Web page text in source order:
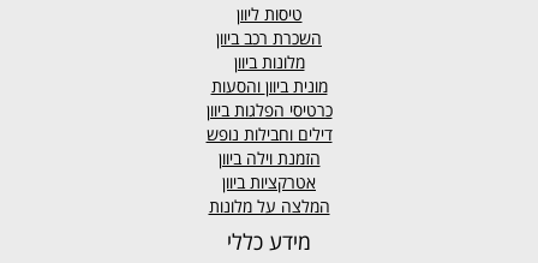
טיסות ליוון
השכרת רכב ביוון
מלונות ביוון
מונית ביוון והסעות
כרטיסי הפלגות ביוון
דילים וחבילות נופש
הזמנת וילה ביוון
אטרקציות ביוון
המלצה על מלונות
מידע כללי